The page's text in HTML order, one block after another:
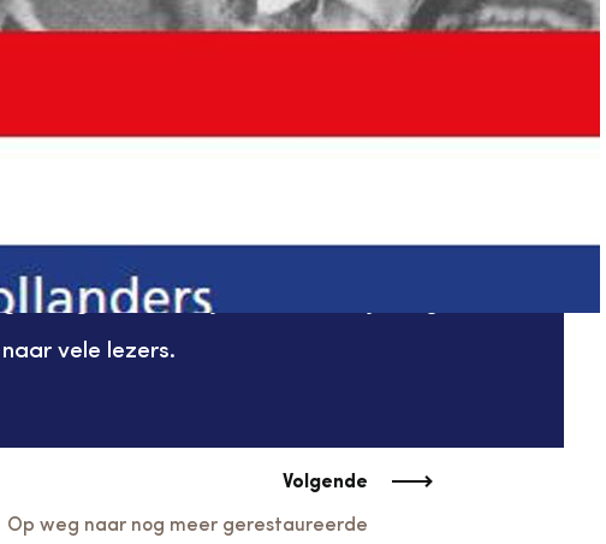
boek De Bevrijding volgens Ooggetuigen kon
gelukkig wel verschijnen en vond zijn weg al
naar vele lezers.
Volgende
Op weg naar nog meer gerestaureerde